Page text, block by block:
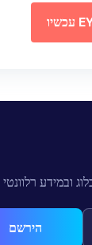
ובמידע רלוונטי
הירשם